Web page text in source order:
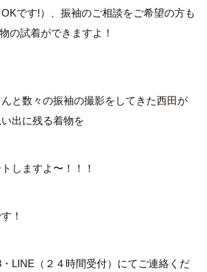
です!）、振袖のご相談をご希望の方も
の試着ができますよ！
と数々の振袖の撮影をしてきた西田が
出に残る着物を
しますよ〜！！！
！
LINE（２４時間受付）にてご連絡くだ